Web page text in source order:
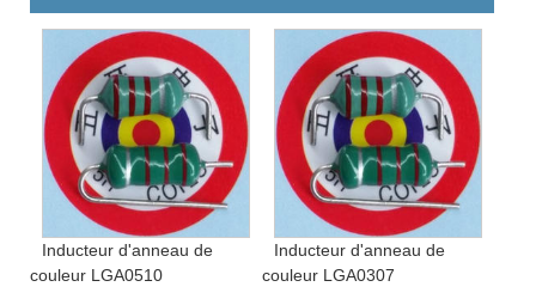
Inducteur d'anneau de
couleur LGA0510
Inducteur d'anneau de
couleur LGA0307